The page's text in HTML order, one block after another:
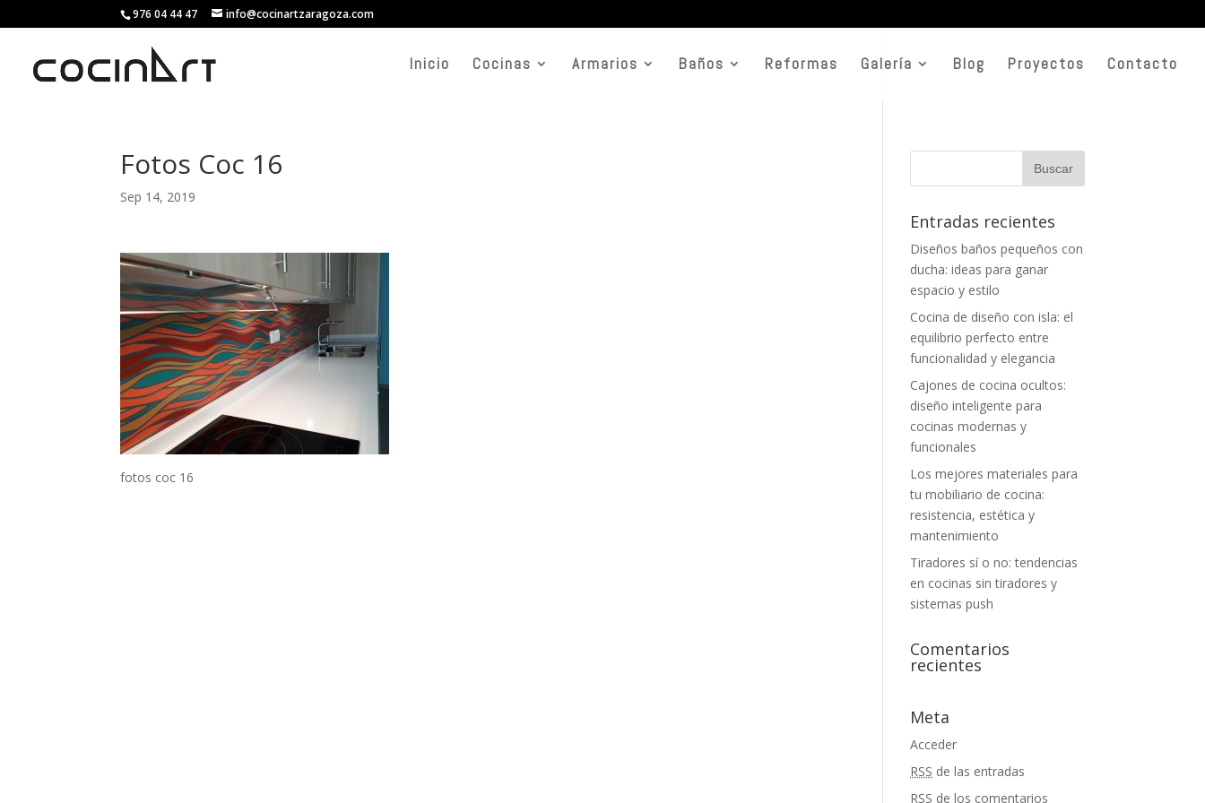
976 04 44 47 info@cocinartzaragoza.com
Inicio Cocinas Armarios Baños Reformas Galería Blog Proyectos Contacto
Fotos Coc 16
Sep 14, 2019
fotos coc 16
Entradas recientes
Diseños baños pequeños con
ducha: ideas para ganar
espacio y estilo
Cocina de diseño con isla: el
equilibrio perfecto entre
funcionalidad y elegancia
Cajones de cocina ocultos:
diseño inteligente para
cocinas modernas y
funcionales
Los mejores materiales para
tu mobiliario de cocina:
resistencia, estética y
mantenimiento
Tiradores sí o no: tendencias
en cocinas sin tiradores y
sistemas push
Comentarios
recientes
Meta
Acceder
RSS de las entradas
RSS de los comentarios